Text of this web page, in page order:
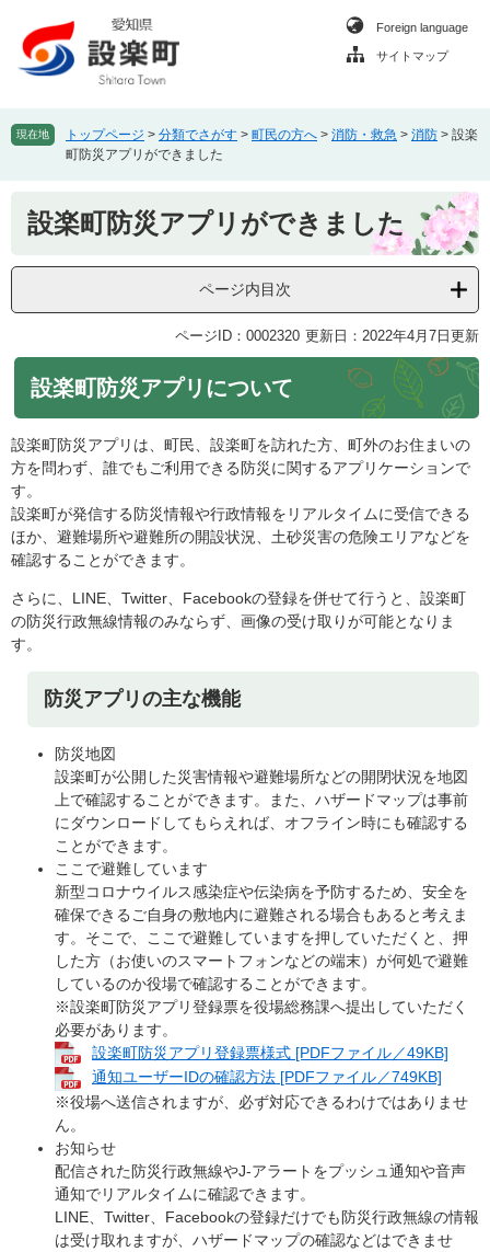
頭
で
飛
ば
へ
Foreign language
サイトマップ
現在地 トップページ > 分類でさがす > 町民の方へ > 消防・救急 > 消防 > 設楽
町防災アプリができました
設楽町防災アプリができました
ページ内目次
ページID：0002320 更新日：2022年4月7日更新
設楽町防災アプリについて
設楽町防災アプリは、町民、設楽町を訪れた方、町外のお住まいの
方を問わず、誰でもご利用できる防災に関するアプリケーションで
す。
設楽町が発信する防災情報や行政情報をリアルタイムに受信できる
ほか、避難場所や避難所の開設状況、土砂災害の危険エリアなどを
確認することができます。
さらに、LINE、Twitter、Facebookの登録を併せて行うと、設楽町
の防災行政無線情報のみならず、画像の受け取りが可能となりま
す。
防災アプリの主な機能
防災地図
設楽町が公開した災害情報や避難場所などの開閉状況を地図
上で確認することができます。また、ハザードマップは事前
にダウンロードしてもらえれば、オフライン時にも確認する
ことができます。
ここで避難しています
新型コロナウイルス感染症や伝染病を予防するため、安全を
確保できるご自身の敷地内に避難される場合もあると考えま
す。そこで、ここで避難していますを押していただくと、押
した方（お使いのスマートフォンなどの端末）が何処で避難
しているのか役場で確認することができます。
※設楽町防災アプリ登録票を役場総務課へ提出していただく
必要があります。
設楽町防災アプリ登録票様式 [PDFファイル／49KB]
通知ユーザーIDの確認方法 [PDFファイル／749KB]
※役場へ送信されますが、必ず対応できるわけではありませ
ん。
お知らせ
配信された防災行政無線やJ-アラートをプッシュ通知や音声
通知でリアルタイムに確認できます。
LINE、Twitter、Facebookの登録だけでも防災行政無線の情報
は受け取れますが、ハザードマップの確認などはできませ